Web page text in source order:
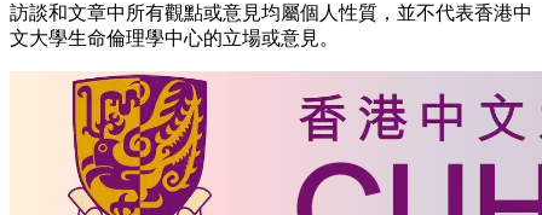
訪談和文章中所有觀點或意見均屬個人性質，並不代表香港中
文大學生命倫理學中心的立場或意見。